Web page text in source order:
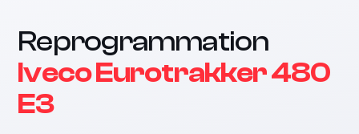
Reprogrammation
Iveco Eurotrakker 480
E3